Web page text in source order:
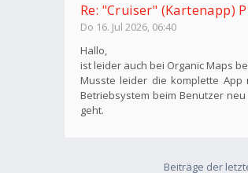
Re: "Cruiser" (Kartenapp)
Do 16. Jul 2026, 06:40
Hallo,
ist leider auch bei Organic Maps
Musste leider die komplette
Betriebsystem beim Benutzer
geht.
Beiträge der